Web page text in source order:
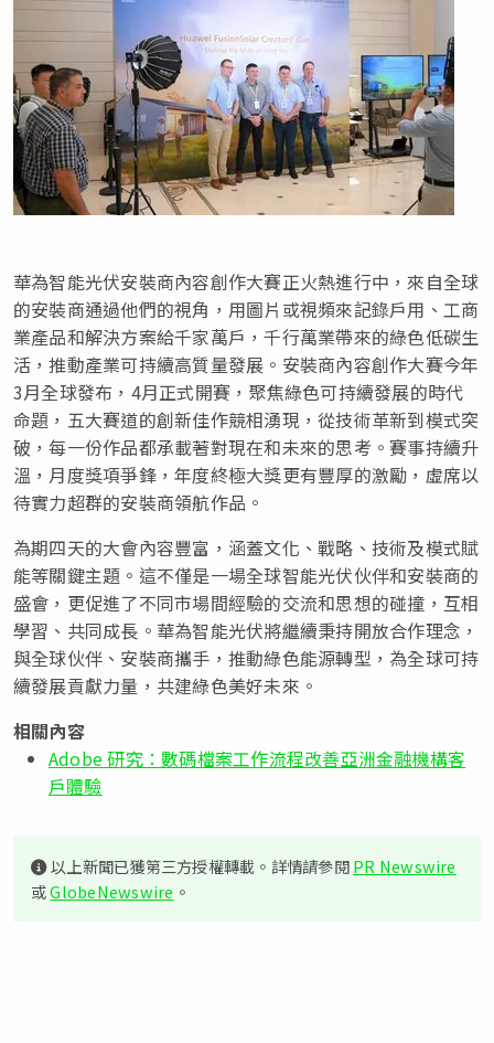
華為智能光伏安裝商內容創作大賽正火熱進行中，來自全球
的安裝商通過他們的視角，用圖片或視頻來記錄戶用、工商
業產品和解決方案給千家萬戶，千行萬業帶來的綠色低碳生
活，推動產業可持續高質量發展。安裝商內容創作大賽今年
3月全球發布，4月正式開賽，聚焦綠色可持續發展的時代
命題，五大賽道的創新佳作競相湧現，從技術革新到模式突
破，每一份作品都承載著對現在和未來的思考。賽事持續升
溫，月度獎項爭鋒，年度終極大獎更有豐厚的激勵，虛席以
待實力超群的安裝商領航作品。
為期四天的大會內容豐富，涵蓋文化、戰略、技術及模式賦
能等關鍵主題。這不僅是一場全球智能光伏伙伴和安裝商的
盛會，更促進了不同市場間經驗的交流和思想的碰撞，互相
學習、共同成長。華為智能光伏將繼續秉持開放合作理念，
與全球伙伴、安裝商攜手，推動綠色能源轉型，為全球可持
續發展貢獻力量，共建綠色美好未來。
相關內容
Adobe 研究：數碼檔案工作流程改善亞洲金融機構客
戶體驗
以上新聞已獲第三方授權轉載。詳情請參閱PR Newswire
或GlobeNewswire 。